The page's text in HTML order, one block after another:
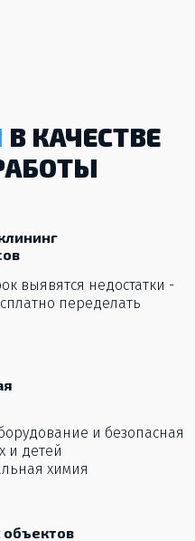
В КАЧЕСТВЕ
выявятся недостатки -
переделать
и безопасная
и детей
химия
объектов